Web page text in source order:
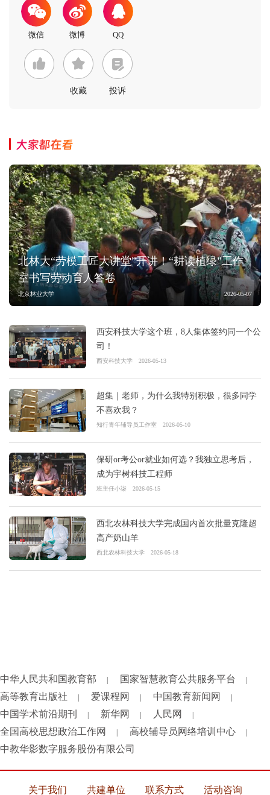
收藏 投诉
大家都在看
北林大“劳模工匠大讲堂”开讲！“耕读植绿”工作
室书写劳动育人答卷
北京林业大学 2026-05-07
西安科技大学这个班，8人集体签约同一个公
司！
西安科技大学 2026-05-13
超集｜老师，为什么我特别积极，很多同学
不喜欢我？
知行青年辅导员工作室 2026-05-10
保研or考公or就业如何选？我独立思考后，
成为宇树科技工程师
班主任小柒 2026-05-15
西北农林科技大学完成国内首次批量克隆超
高产奶山羊
西北农林科技大学 2026-05-18
中华人民共和国教育部 | 国家智慧教育公共服务平台 |
高等教育出版社 | 爱课程网 | 中国教育新闻网 |
中国学术前沿期刊 | 新华网 | 人民网 |
全国高校思想政治工作网 | 高校辅导员网络培训中心 |
中教华影数字服务股份有限公司
关于我们 共建单位 联系方式 活动咨询